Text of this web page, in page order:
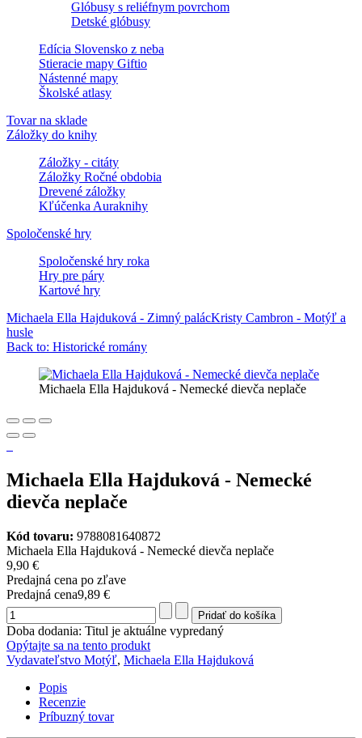
Glóbusy s reliéfnym povrchom
Detské glóbusy
Edícia Slovensko z neba
Stieracie mapy Giftio
Nástenné mapy
Školské atlasy
Tovar na sklade
Záložky do knihy
Záložky - citáty
Záložky Ročné obdobia
Drevené záložky
Kľúčenka Auraknihy
Spoločenské hry
Spoločenské hry roka
Hry pre páry
Kartové hry
Michaela Ella Hajduková - Zimný palácKristy Cambron - Motýľ a
husle
Back to: Historické romány
Michaela Ella Hajduková - Nemecké dievča neplače
Michaela Ella Hajduková - Nemecké
dievča neplače
Kód tovaru: 9788081640872
Michaela Ella Hajduková - Nemecké dievča neplače
9,90 €
Predajná cena po zľave
Predajná cena9,89 €
Doba dodania: Titul je aktuálne vypredaný
Opýtajte sa na tento produkt
Vydavateľstvo Motýľ, Michaela Ella Hajduková
Popis
Recenzie
Príbuzný tovar